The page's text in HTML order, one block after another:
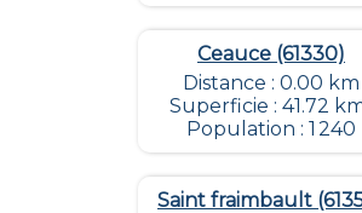
Ceauce (61330)
Distance : 0.00 km
Superficie : 41.72
Population : 1 240
Saint fraimbault